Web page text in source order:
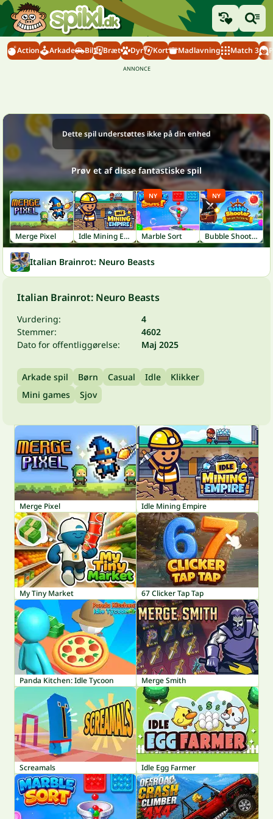
Action Arkade Bil Bræt Dyr Kort Madlavning Match 3
Dette spil understøttes ikke på din enhed
Prøv et af disse fantastiske spil
Merge Pixel Idle Mining Empire Marble Sort
NY
Bubble Shooter: Pirate Treasures
NY
Italian Brainrot: Neuro Beasts
Italian Brainrot: Neuro Beasts
Vurdering:
4
Stemmer:
4602
Dato for offentliggørelse:
Maj 2025
Arkade spil Børn Casual Idle
Klikker
Mini games
Sjov
Merge Pixel Idle Mining Empire
My Tiny Market 67 Clicker Tap Tap
Panda Kitchen: Idle Tycoon Merge Smith
Screamals Idle Egg Farmer